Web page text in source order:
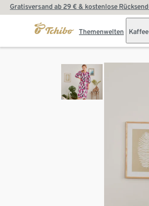
Gratisversand ab 29 € & kostenlose
Themenwelten Kaffee